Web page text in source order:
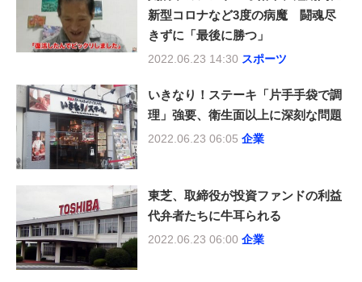
新型コロナなど3度の病魔 闘魂尽
きずに「最後に勝つ」
2022.06.23 14:30 スポーツ
いきなり！ステーキ「片手手袋で調
理」強要、衛生面以上に深刻な問題
2022.06.23 06:05 企業
東芝、取締役が投資ファンドの利益
代弁者たちに牛耳られる
2022.06.23 06:00 企業